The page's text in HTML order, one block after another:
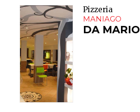
Pizzeria
MANIAGO
DA MARIO